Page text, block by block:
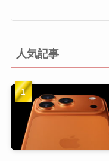
人気記事